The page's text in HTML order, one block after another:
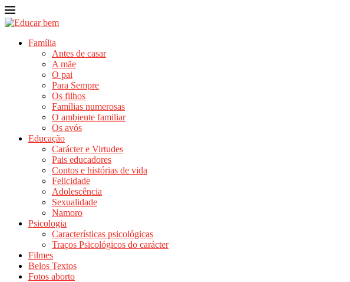
Família
Antes de casar
A mãe
O pai
Para Sempre
Os filhos
Famílias numerosas
O ambiente familiar
Os avós
Educação
Carácter e Virtudes
Pais educadores
Contos e histórias de vida
Felicidade
Adolescência
Sexualidade
Namoro
Psicologia
Características psicológicas
Traços Psicológicos do carácter
Filmes
Belos Textos
Fotos aborto